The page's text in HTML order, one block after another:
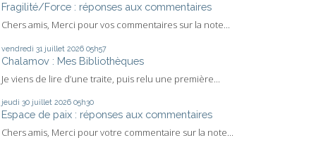
Fragilité/Force : réponses aux commentaires
Chers amis, Merci pour vos commentaires sur la note...
vendredi 31 juillet 2026 05h57
Chalamov : Mes Bibliothèques
Je viens de lire d’une traite, puis relu une première...
jeudi 30 juillet 2026 05h30
Espace de paix : réponses aux commentaires
Chers amis, Merci pour votre commentaire sur la note...